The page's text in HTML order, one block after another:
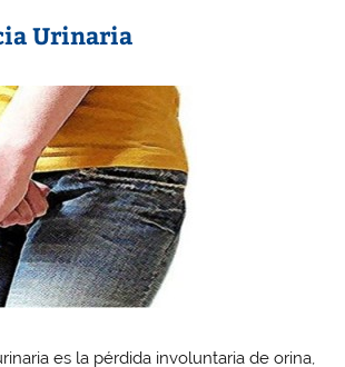
Urinaria
es la pérdida involuntaria de orina,